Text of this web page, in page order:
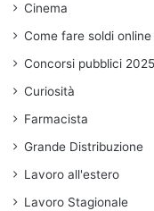
Cinema
Come fare soldi online
Concorsi pubblici
Curiosità
Farmacista
Grande Distribuzione
Lavoro all'estero
Lavoro Stagionale